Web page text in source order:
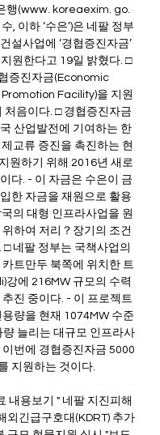
행(www. koreaexim. go.
, 이하 ‘수은’)은 네팔 정부
설사업에 ‘경협증진자금’
원한다고 19일 밝혔다. □
증진자금(Economic
Facility)을 지원
처음이다. □ 경협증진자금
산업발전에 기여하는 한
교류 증진을 촉진하는 현
원하기 위해 2016년 새로
다. - 이 자금은 수은이 금
한 자금을 재원으로 활용
의 대형 인프라사업을 원
하여 저리？장기의 조건
□ 네팔 정부는 국책사업의
트만두 북쪽에 위치한 트
강에 216MW 규모의 수력
진 중이다. - 이 프로젝트
량을 현재 1074MW 수준
늘리는 대규모 인프라사
이번에 경협증진자금 5000
지원하는 것이다.
내용보기 " 네팔 지진피해
외긴급구호대(KDRT) 추가